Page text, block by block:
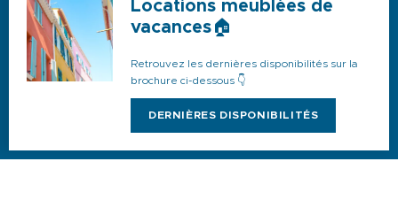
Samedi : 9h-12h30 / 14h-17h
Locations meublées de
vacances🏠
Retrouvez les dernières disponibilités sur la
brochure ci-dessous 👇
DERNIÈRES DISPONIBILITÉS